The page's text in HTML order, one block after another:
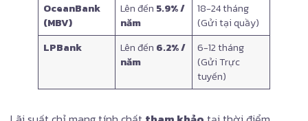
OceanBank
(MBV)
Lên đến 5.9% /
năm
18-24 tháng
(Gửi tại quầy)
LPBank
Lên đến 6.2% /
năm
6-12 tháng
(Gửi Trực
tuyến)